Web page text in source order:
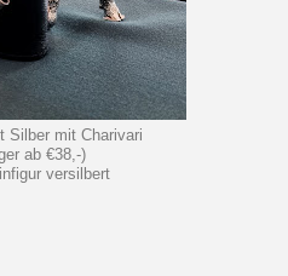
Silber mit Charivari
ab €38,-)
versilbert